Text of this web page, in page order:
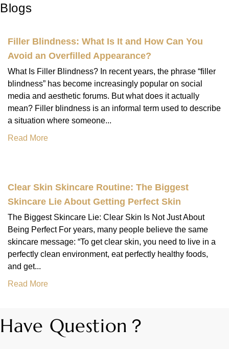
Blogs
Filler Blindness: What Is It and How Can You
Avoid an Overfilled Appearance?
What Is Filler Blindness? In recent years, the phrase “filler
blindness” has become increasingly popular on social
media and aesthetic forums. But what does it actually
mean? Filler blindness is an informal term used to describe
a situation where someone...
Read More
Clear Skin Skincare Routine: The Biggest
Skincare Lie About Getting Perfect Skin
The Biggest Skincare Lie: Clear Skin Is Not Just About
Being Perfect For years, many people believe the same
skincare message: “To get clear skin, you need to live in a
perfectly clean environment, eat perfectly healthy foods,
and get...
Read More
Have Question？